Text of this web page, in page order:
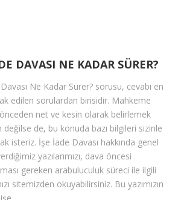
DAVASI NE KADAR SÜRER?
Ne Kadar Sürer? sorusu, cevabı en
edilen sorulardan birisidir. Mahkeme
net ve kesin olarak belirlemek
değilse de, bu konuda bazı bilgileri sizinle
isteriz. İşe İade Davası hakkında genel
yazılarımızı, dava öncesi
gereken arabuluculuk süreci ile ilgili
sitemizden okuyabilirsiniz. Bu yazımızın